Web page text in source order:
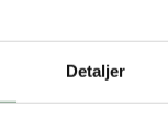
Detaljer
hvid á 28 ruller